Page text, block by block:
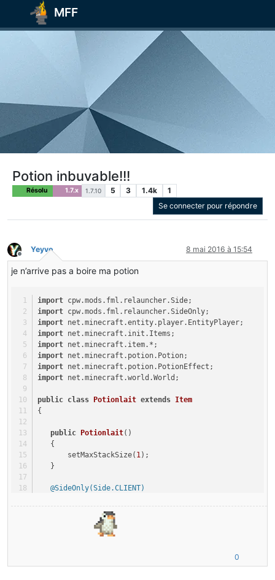
MFF
Potion inbuvable!!!
Résolu 1.7.x 1.7.10 5 3 1.4k
1
Se connecter pour répondre
Hors-ligne
Yeyvo 8 mai 2016 à 15:54
je n’arrive pas a boire ma potion
import cpw.mods.fml.relauncher.Side;
import cpw.mods.fml.relauncher.SideOnly;
import net.minecraft.entity.player.EntityPlayer;
import net.minecraft.init.Items;
import net.minecraft.item.*;
import net.minecraft.potion.Potion;
import net.minecraft.potion.PotionEffect;
import net.minecraft.world.World;
public class Potionlait extends Item
{
public Potionlait()
{
setMaxStackSize( 1 );
}
@SideOnly(Side.CLIENT)
item !=
public ItemStack onItemUseFinish(ItemStack
0